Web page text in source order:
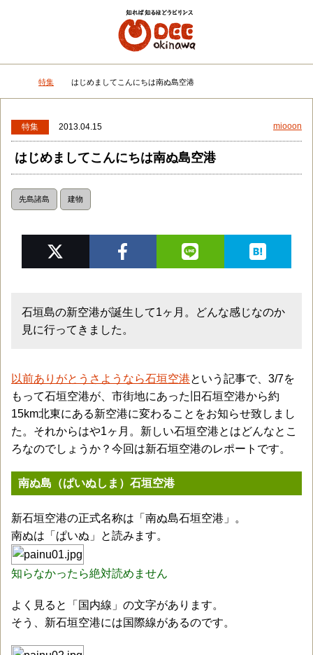
DEEokinawaトップ
特集 はじめましてこんにちは南ぬ島空港
特集 2013.04.15 miooon
はじめましてこんにちは南ぬ島空港
先島諸島 建物
石垣島の新空港が誕生して1ヶ月。どんな感じなのか
見に行ってきました。
以前ありがとうさようなら石垣空港という記事で、3/7を
もって石垣空港が、市街地にあった旧石垣空港から約
15km北東にある新空港に変わることをお知らせ致しまし
た。それからはや1ヶ月。新しい石垣空港とはどんなとこ
ろなのでしょうか？今回は新石垣空港のレポートです。
南ぬ島（ぱいぬしま）石垣空港
新石垣空港の正式名称は「南ぬ島石垣空港」。
南ぬは「ぱいぬ」と読みます。
知らなかったら絶対読めません
よく見ると「国内線」の文字があります。
そう、新石垣空港には国際線があるのです。